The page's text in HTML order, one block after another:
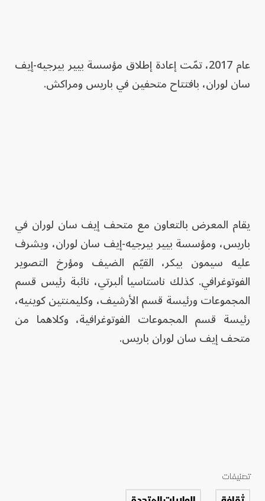
عام 2017، تمّت إعادة إطلاق مؤسسة بيير بيرجيه-إيف
سان لوران، بافتتاح متحفين في باريس ومراكش.
يقام المعرض بالتعاون مع متحف إيف سان لوران في
باريس، ومؤسسة بيير بيرجيه-إيف سان لوران، ويشرف
عليه سيمون بيكر، القيّم الضيف ومؤرخ التصوير
الفوتوغرافي. كذلك ناستاسيا ألبرتي، نائبة رئيس قسم
المجموعات ورئيسة قسم الأرشيف، وكليمنتين كوينيه،
رئيسة قسم المجموعات الفوتوغرافية، وكلاهما من
متحف إيف سان لوران باريس.
تصنيفات